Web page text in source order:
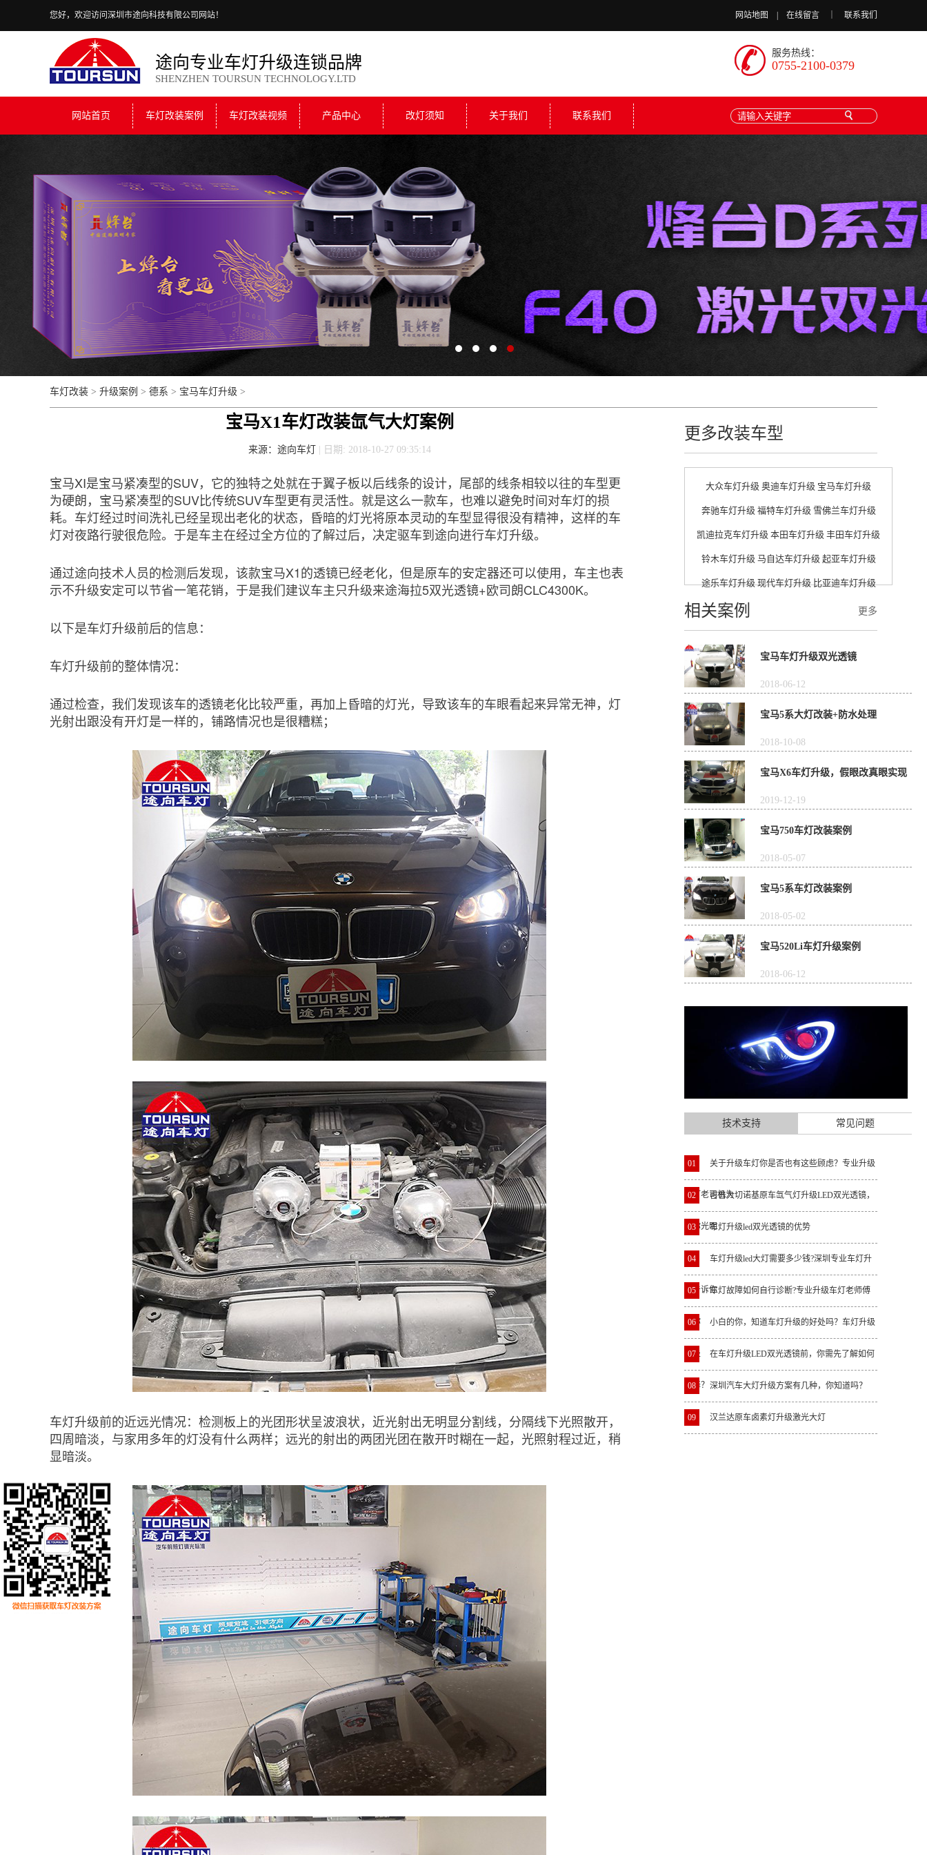
您好，欢迎访问深圳市途向科技有限公司网站！ 网站地图 在线留言 联系我们
途向专业车灯升级连锁品牌
SHENZHEN TOURSUN TECHNOLOGY.LTD
服务热线：
0755-2100-0379
网站首页 车灯改装案例 车灯改装视频 产品中心 改灯须知 关于我们 联系我们
车灯改装 > 升级案例 > 德系 > 宝马车灯升级 >
宝马X1车灯改装氙气大灯案例
来源： 途向车灯 | 日期: 2018-10-27 09:35:14
宝马XI是宝马紧凑型的SUV，它的独特之处就在于翼子板以后线条的设计，尾部的线条相较以往的车型更
为硬朗，宝马紧凑型的SUV比传统SUV车型更有灵活性。就是这么一款车，也难以避免时间对车灯的损
耗。车灯经过时间洗礼已经呈现出老化的状态，昏暗的灯光将原本灵动的车型显得很没有精神，这样的车
灯对夜路行驶很危险。于是车主在经过全方位的了解过后，决定驱车到途向进行车灯升级。
通过途向技术人员的检测后发现，该款宝马X1的透镜已经老化，但是原车的安定器还可以使用，车主也表
示不升级安定可以节省一笔花销，于是我们建议车主只升级来途海拉5双光透镜+欧司朗CLC4300K。
以下是车灯升级前后的信息：
车灯升级前的整体情况：
通过检查，我们发现该车的透镜老化比较严重，再加上昏暗的灯光，导致该车的车眼看起来异常无神，灯
光射出跟没有开灯是一样的，铺路情况也是很糟糕；
车灯升级前的近远光情况：检测板上的光团形状呈波浪状，近光射出无明显分割线，分隔线下光照散开，
四周暗淡，与家用多年的灯没有什么两样；远光的射出的两团光团在散开时糊在一起，光照射程过近，稍
显暗淡。
更多改装车型
大众车灯升级 奥迪车灯升级 宝马车灯升级
奔驰车灯升级 福特车灯升级 雪佛兰车灯升级
凯迪拉克车灯升级 本田车灯升级 丰田车灯升级
铃木车灯升级 马自达车灯升级 起亚车灯升级
途乐车灯升级 现代车灯升级 比亚迪车灯升级
相关案例 更多
宝马车灯升级双光透镜
2018-06-12
宝马5系大灯改装+防水处理
2018-10-08
宝马X6车灯升级，假眼改真眼实现
四近四远四透镜
2019-12-19
宝马750车灯改装案例
2018-05-07
宝马5系车灯改装案例
2018-05-02
宝马520Li车灯升级案例
2018-06-12
技术支持 常见问题
01 关于升级车灯你是否也有这些顾虑？专业升级
车灯老司机为
02 吉普大切诺基原车氙气灯升级LED双光透镜，
还你光明
03 车灯升级led双光透镜的优势
04 车灯升级led大灯需要多少钱?深圳专业车灯升
级告诉你
05 车灯故障如何自行诊断?专业升级车灯老师傅
教你
06 小白的你，知道车灯升级的好处吗？车灯升级
好处
07 在车灯升级LED双光透镜前，你需先了解如何
选择？
08 深圳汽车大灯升级方案有几种，你知道吗？
09 汉兰达原车卤素灯升级激光大灯